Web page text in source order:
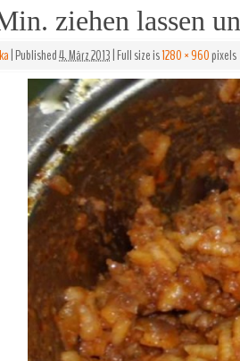
ziehen lassen
|Published4. März 2013|Full size is1280 × 960pixels